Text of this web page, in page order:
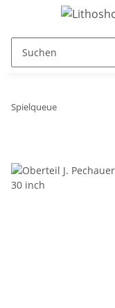
Spielqueue